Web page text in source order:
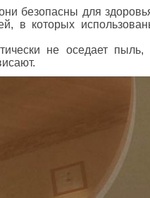
безопасны для
в которых
не оседает пыль,